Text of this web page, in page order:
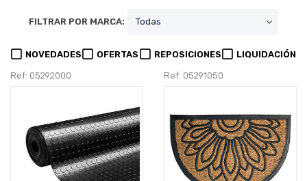
FILTRAR POR MARCA:
NOVEDADES OFERTAS REPOSICIONES LIQUIDACIÓN
Ref: 05292000 Ref: 05291050